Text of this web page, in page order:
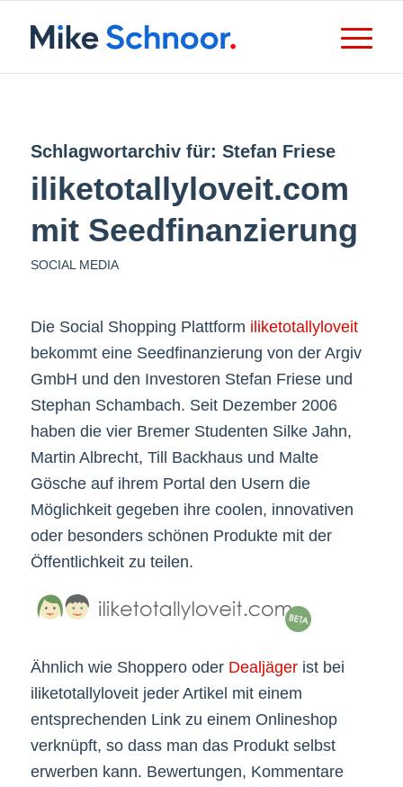
Schlagwortarchiv für: Stefan Friese
iliketotallyloveit.com
mit Seedfinanzierung
SOCIAL MEDIA
Die Social Shopping Plattform iliketotallyloveit
bekommt eine Seedfinanzierung von der Argiv
GmbH und den Investoren Stefan Friese und
Stephan Schambach. Seit Dezember 2006
haben die vier Bremer Studenten Silke Jahn,
Martin Albrecht, Till Backhaus und Malte
Gösche auf ihrem Portal den Usern die
Möglichkeit gegeben ihre coolen, innovativen
oder besonders schönen Produkte mit der
Öffentlichkeit zu teilen.
Ähnlich wie Shoppero oder Dealjägerist bei
iliketotallyloveit jeder Artikel mit einem
entsprechenden Link zu einem Onlineshop
verknüpft, so dass man das Produkt selbst
erwerben kann. Bewertungen, Kommentare